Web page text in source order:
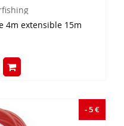
4m extensible 15m
- 5 €